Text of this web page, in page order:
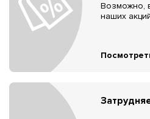
Возможно,
наших